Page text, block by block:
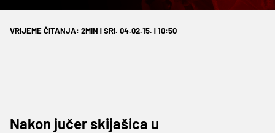
VRIJEME ČITANJA: 2MIN | SRI. 04.02.15. | 10:50
Nakon jučer skijašica u